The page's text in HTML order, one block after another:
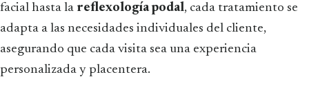
facial hasta la reflexología podal, cada tratamiento se
adapta a las necesidades individuales del cliente,
asegurando que cada visita sea una experiencia
personalizada y placentera.